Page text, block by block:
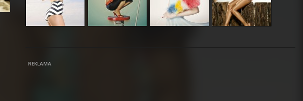
REKLAMA